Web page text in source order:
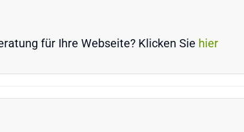
für Ihre Webseite? Klicken Sie hier